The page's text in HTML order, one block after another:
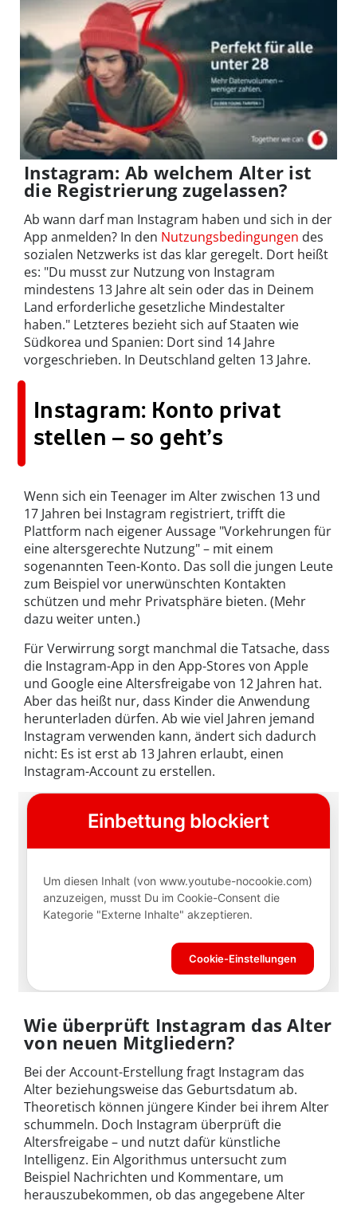
Instagram: Ab welchem Alter ist
die Registrierung zugelassen?
Ab wann darf man Instagram haben und sich in der
App anmelden? In den Nutzungsbedingungen des
sozialen Netzwerks ist das klar geregelt. Dort heißt
es: "Du musst zur Nutzung von Instagram
mindestens 13 Jahre alt sein oder das in Deinem
Land erforderliche gesetzliche Mindestalter
haben." Letzteres bezieht sich auf Staaten wie
Südkorea und Spanien: Dort sind 14 Jahre
vorgeschrieben. In Deutschland gelten 13 Jahre.
Instagram: Konto privat
stellen – so geht’s
Wenn sich ein Teenager im Alter zwischen 13 und
17 Jahren bei Instagram registriert, trifft die
Plattform nach eigener Aussage "Vorkehrungen für
eine altersgerechte Nutzung" – mit einem
sogenannten Teen-Konto. Das soll die jungen Leute
zum Beispiel vor unerwünschten Kontakten
schützen und mehr Privatsphäre bieten. (Mehr
dazu weiter unten.)
Für Verwirrung sorgt manchmal die Tatsache, dass
die Instagram-App in den App-Stores von Apple
und Google eine Altersfreigabe von 12 Jahren hat.
Aber das heißt nur, dass Kinder die Anwendung
herunterladen dürfen. Ab wie viel Jahren jemand
Instagram verwenden kann, ändert sich dadurch
nicht: Es ist erst ab 13 Jahren erlaubt, einen
Instagram-Account zu erstellen.
Wie überprüft Instagram das Alter
von neuen Mitgliedern?
Bei der Account-Erstellung fragt Instagram das
Alter beziehungsweise das Geburtsdatum ab.
Theoretisch können jüngere Kinder bei ihrem Alter
schummeln. Doch Instagram überprüft die
Altersfreigabe – und nutzt dafür künstliche
Intelligenz. Ein Algorithmus untersucht zum
Beispiel Nachrichten und Kommentare, um
herauszubekommen, ob das angegebene Alter